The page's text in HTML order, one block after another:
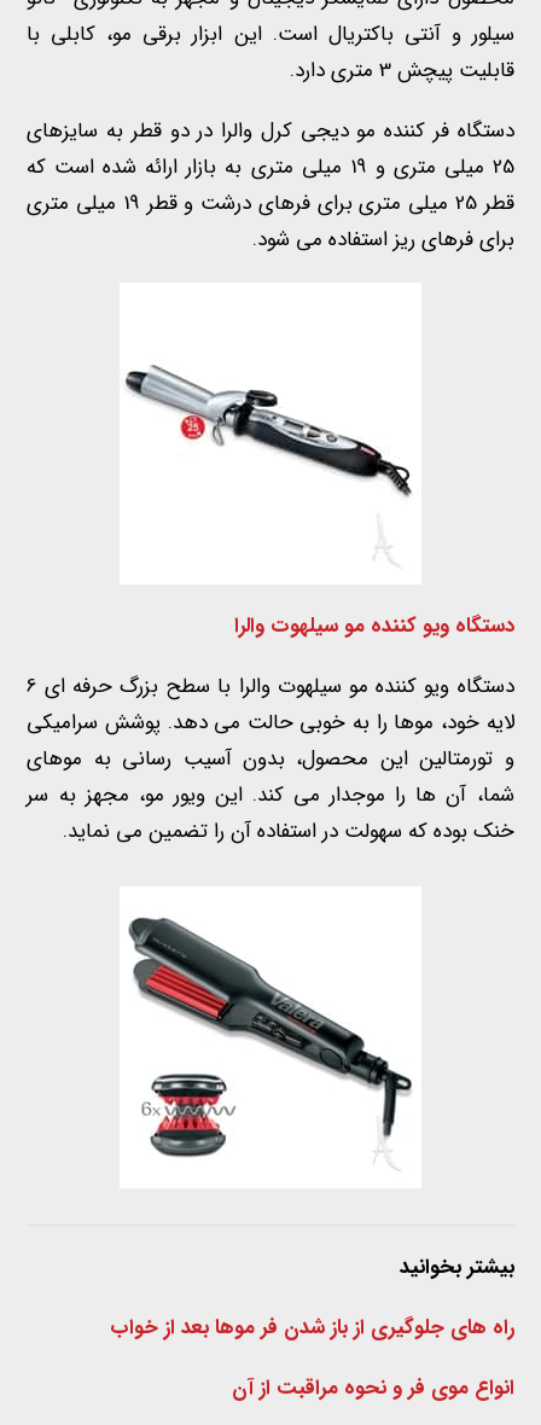
سیلور و آنتی باکتریال است. این ابزار برقی مو، کابلی با
قابلیت پیچش 3 متری دارد.
دستگاه فر کننده مو دیجی کرل والرا در دو قطر به سایزهای
25 میلی متری و 19 میلی متری به بازار ارائه شده است که
قطر 25 میلی متری برای فرهای درشت و قطر 19 میلی متری
برای فرهای ریز استفاده می شود.
دستگاه ویو کننده مو سیلهوت والرا
دستگاه ویو کننده مو سیلهوت والرا با سطح بزرگ حرفه ای 6
لایه خود، موها را به خوبی حالت می دهد. پوشش سرامیکی
و تورمتالین این محصول، بدون آسیب رسانی به موهای
شما، آن ها را موجدار می کند. این ویور مو، مجهز به سر
خنک بوده که سهولت در استفاده آن را تضمین می نماید.
بیشتر بخوانید
راه های جلوگیری از باز شدن فر موها بعد از خواب
انواع موی فر و نحوه مراقبت از آن